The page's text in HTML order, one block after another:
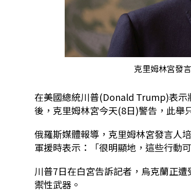
克里姆林宮發
在美國總統川普(Donald Trump)表示
後，克里姆林宮今天(8日)警告，此舉
俄羅斯媒體報導，克里姆林宮發言人
軍援時表示：「很明顯地，這些行動
川普7日在白宮告訴記者，烏克蘭正
禦性武器。